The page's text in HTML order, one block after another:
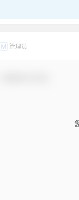
M 管理员